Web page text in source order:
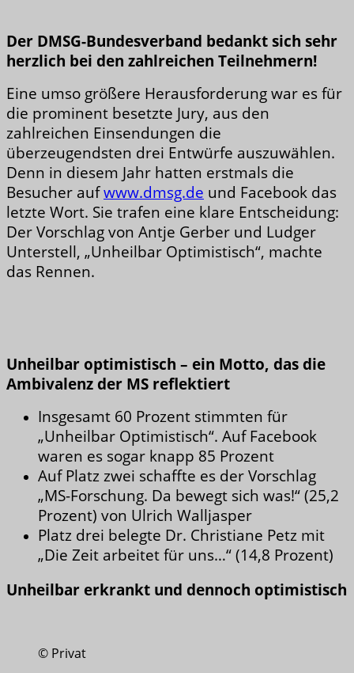
Der DMSG-Bundesverband bedankt sich sehr
herzlich bei den zahlreichen Teilnehmern!
Eine umso größere Herausforderung war es für
die prominent besetzte Jury, aus den
zahlreichen Einsendungen die
überzeugendsten drei Entwürfe auszuwählen.
Denn in diesem Jahr hatten erstmals die
Besucher aufwww.dmsg.de und Facebook das
letzte Wort. Sie trafen eine klare Entscheidung:
Der Vorschlag von Antje Gerber und Ludger
Unterstell, „Unheilbar Optimistisch“, machte
das Rennen.
Unheilbar optimistisch – ein Motto, das die
Ambivalenz der MS reflektiert
Insgesamt 60 Prozent stimmten für
„Unheilbar Optimistisch“. Auf Facebook
waren es sogar knapp 85 Prozent
Auf Platz zwei schaffte es der Vorschlag
„MS-Forschung. Da bewegt sich was!“ (25,2
Prozent) von Ulrich Walljasper
Platz drei belegte Dr. Christiane Petz mit
„Die Zeit arbeitet für uns…“ (14,8 Prozent)
Unheilbar erkrankt und dennoch optimistisch
© Privat